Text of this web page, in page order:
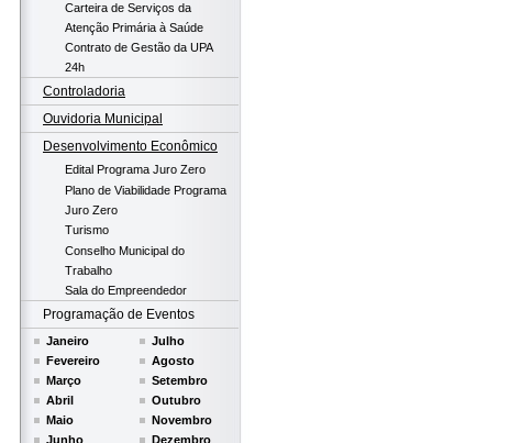
Carteira de Serviços da
Atenção Primária à Saúde
Contrato de Gestão da UPA
24h
Controladoria
Ouvidoria Municipal
Desenvolvimento Econômico
Edital Programa Juro Zero
Plano de Viabilidade Programa
Juro Zero
Turismo
Conselho Municipal do
Trabalho
Sala do Empreendedor
Programação de Eventos
Janeiro
Fevereiro
Março
Abril
Maio
Junho
Julho
Agosto
Setembro
Outubro
Novembro
Dezembro